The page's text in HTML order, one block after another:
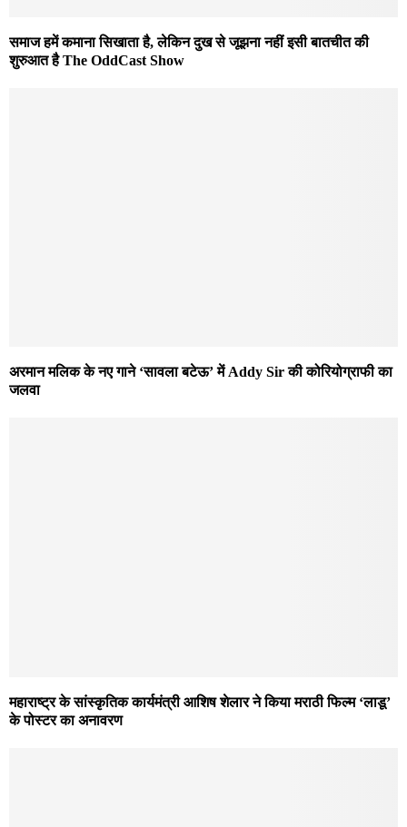
समाज हमें कमाना सिखाता है, लेकिन दुख से जूझना नहीं इसी बातचीत की
शुरुआत है The OddCast Show
अरमान मलिक के नए गाने ‘सावला बटेऊ’ में Addy Sir की कोरियोग्राफी का
जलवा
महाराष्ट्र के सांस्कृतिक कार्यमंत्री आशिष शेलार ने किया मराठी फिल्म ‘लाडू’
के पोस्टर का अनावरण